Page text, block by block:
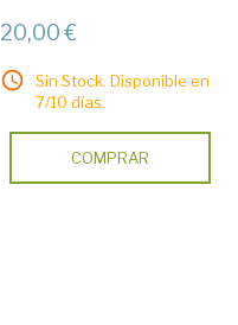
20,00 €
Sin Stock. Disponible en
7/10 días.
COMPRAR